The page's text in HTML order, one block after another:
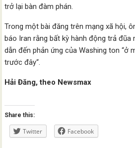
trở lại bàn đàm phán.
Trong một bài đăng trên mạng xã hội,
báo Iran rằng bất kỳ hành động trả đũa
dẫn đến phản ứng của Washing ton “ở
trước đây“.
Hải Đăng, theo Newsmax
Share this:
Twitter Facebook